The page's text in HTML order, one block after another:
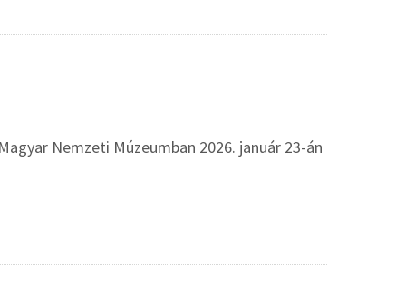
Nemzeti Múzeumban 2026. január 23-án